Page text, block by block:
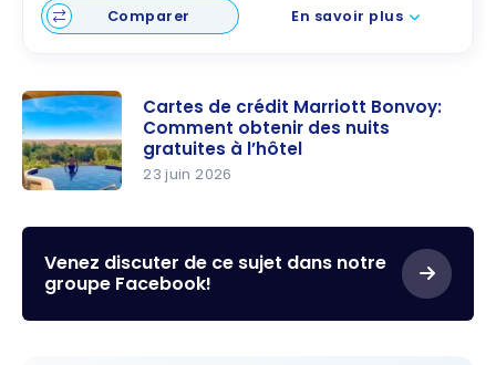
Comparer En savoir plus
crédit
Marriott
Bonvoy:
Comment
Cartes de crédit Marriott Bonvoy:
Comment obtenir des nuits
gratuites à l’hôtel
23 juin 2026
Venez discuter de ce sujet dans notre
groupe Facebook!